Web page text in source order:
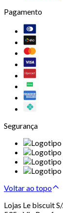
Pagamento
Segurança
Voltar ao topo
Lojas Le biscuit